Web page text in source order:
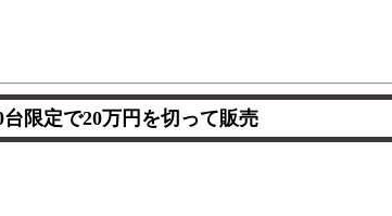
限定で20万円を切って販売